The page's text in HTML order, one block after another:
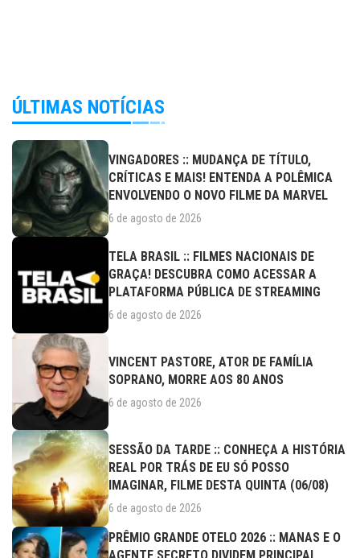
ÚLTIMAS NOTÍCIAS
VINGADORES :: MUDANÇA DE TÍTULO,
CRÍTICAS E MAIS! ENTENDA A POLÊMICA
ENVOLVENDO O NOVO FILME DA MARVEL
6 de agosto de 2026
TELA BRASIL :: FILMES NACIONAIS DE
GRAÇA! DESCUBRA COMO ACESSAR A
PLATAFORMA PÚBLICA DE STREAMING
6 de agosto de 2026
VINCENT PASTORE, ATOR DE FAMÍLIA
SOPRANO, MORRE AOS 80 ANOS
6 de agosto de 2026
SESSÃO DA TARDE :: CONHEÇA A HISTÓRIA
REAL POR TRÁS DE EU SÓ POSSO
IMAGINAR, FILME DESTA QUINTA (06/08)
6 de agosto de 2026
PRÊMIO GRANDE OTELO 2026 :: MANAS E O